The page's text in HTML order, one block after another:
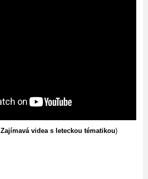
Zajímavá videa s leteckou tématikou)